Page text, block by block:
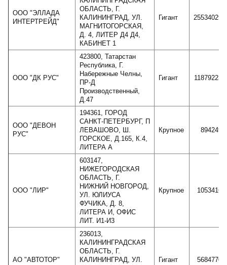
ООО "ЭЛЛАДА
ИНТЕРТРЕЙД"
ОБЛАСТЬ, Г.
КАЛИНИНГРАД, УЛ.
МАГНИТОГОРСКАЯ,
Д. 4, ЛИТЕР Д4 Д4,
КАБИНЕТ 1
Гигант 255340294
ООО "ДК РУС"
423800, Татарстан
Республика, Г.
Набережные Челны,
ПР-Д
Производственный,
Д.47
Гигант 118792232
ООО "ДЕВОН
РУС"
194361, ГОРОД
САНКТ-ПЕТЕРБУРГ, П
ЛЕВАШОВО, Ш.
ГОРСКОЕ, Д.165, К.4,
ЛИТЕРА А
Крупное 8942495
ООО "ЛИР"
603147,
НИЖЕГОРОДСКАЯ
ОБЛАСТЬ, Г.
НИЖНИЙ НОВГОРОД,
УЛ. ЮЛИУСА
ФУЧИКА, Д. 8,
ЛИТЕРА И, ОФИС
ЛИТ. И1-И3
Крупное 10534164
АО "АВТОТОР"
236013,
КАЛИНИНГРАДСКАЯ
ОБЛАСТЬ, Г.
КАЛИНИНГРАД, УЛ.
Гигант 56847702